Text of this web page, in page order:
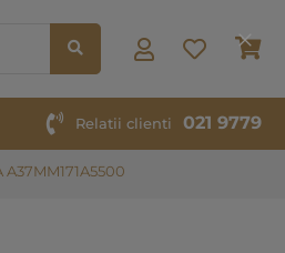
Relatii clienti 021 9779
A37MM171A5500
Close
Bar